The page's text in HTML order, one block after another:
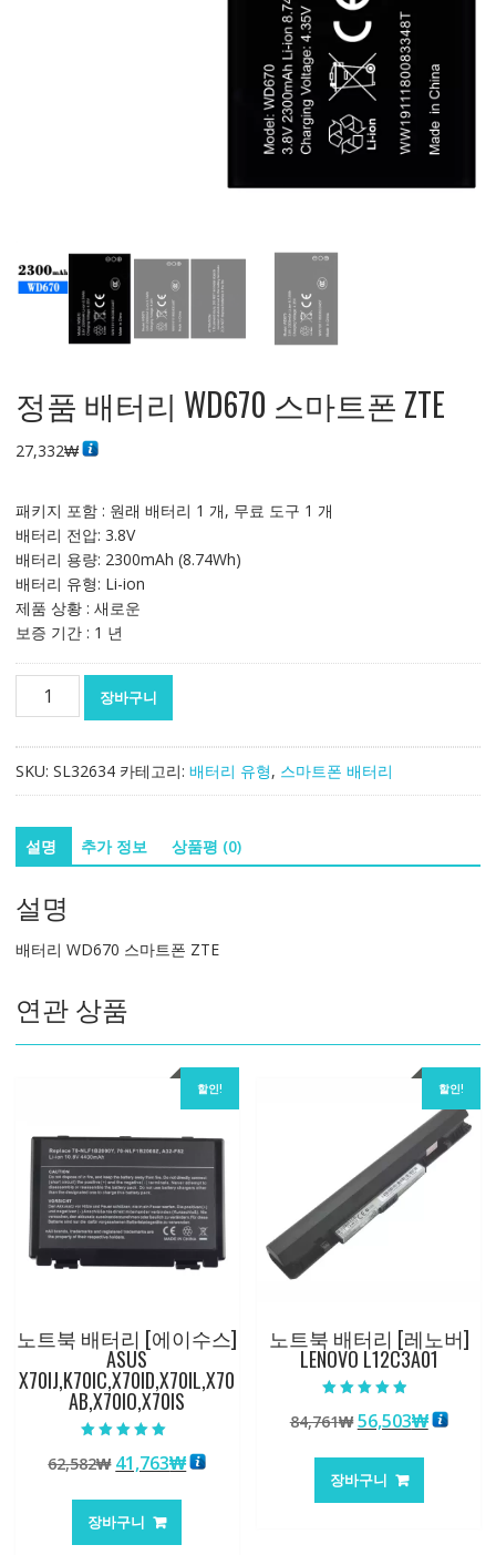
정품 배터리 WD670 스마트폰 ZTE
27,332₩
패키지 포함 : 원래 배터리 1 개, 무료 도구 1 개
배터리 전압: 3.8V
배터리 용량: 2300mAh (8.74Wh)
배터리 유형: Li-ion
제품 상황 : 새로운
보증 기간 : 1 년
리
스
마
폰
수
장바구니
SKU: SL32634 카테고리: 배터리 유형, 스마트폰 배터리
설명 추가 정보 상품평 (0)
설명
배터리 WD670 스마트폰 ZTE
연관 상품
할인!
노트북 배터리 [에이수스]
ASUS
X70IJ,K70IC,X70ID,X70IL,X70
AB,X70IO,X70IS
5.00
로 평가됨
62,582₩ 원
가
격:
41,763₩현
장바구니
할인!
노트북 배터리 [레노버]
LENOVO L12C3A01
4.50
로 평가됨
84,761₩ 원
가
격:
56,503₩현
장바구니